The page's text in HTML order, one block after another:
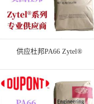
供应杜邦PA66 Zytel®
增强